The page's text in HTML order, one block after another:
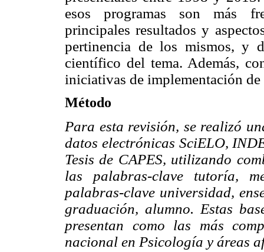
esos programas son más
principales resultados y
pertinencia de los mismos, y
científico del tema. Además,
iniciativas de implementación
Método
Para esta revisión, se realizó
datos electrónicas SciELO,
Tesis de CAPES, utilizando
las palabras-clave tutoría,
palabras-clave universidad,
graduación, alumno. Estas
presentan como las más
nacional en Psicología y áreas